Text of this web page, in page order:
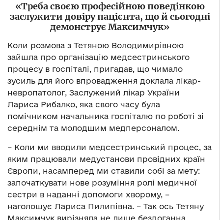
«Треба своєю професійною поведінкою
заслужити довіру пацієнта, що й сьогодні
демонструє Максимчук»
Коли розмова з Тетяною Володимирівною
зайшла про організацію медсестринського
процесу в госпіталі, пригадав, що чимало
зусиль для його впровадження доклала лікар-
невропатолог, Заслужений лікар України
Лариса Рибалко, яка свого часу була
помічником начальника госпіталю по роботі зі
середнім та молодшим медперсоналом.
– Коли ми вводили медсестринський процес, за
яким працювали медустанови провідних країн
Європи, насамперед ми ставили собі за мету:
започаткувати нове розуміння ролі медичної
сестри в наданні допомоги хворому, –
наголошує Лариса Пилипівна. – Так ось Тетяну
Максимчук вирізняла не лише бездоганна